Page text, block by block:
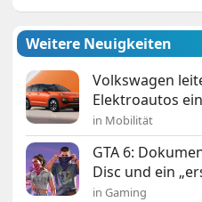
Weitere Neuigkeiten
Volkswagen
Elektroautos ein
in Mobilität
GTA 6:
Disc und ein
in Gaming